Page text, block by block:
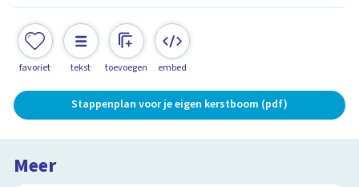
favoriet tekst toevoegen embed
Stappenplan voor je eigen kerstboom (pdf)
Meer